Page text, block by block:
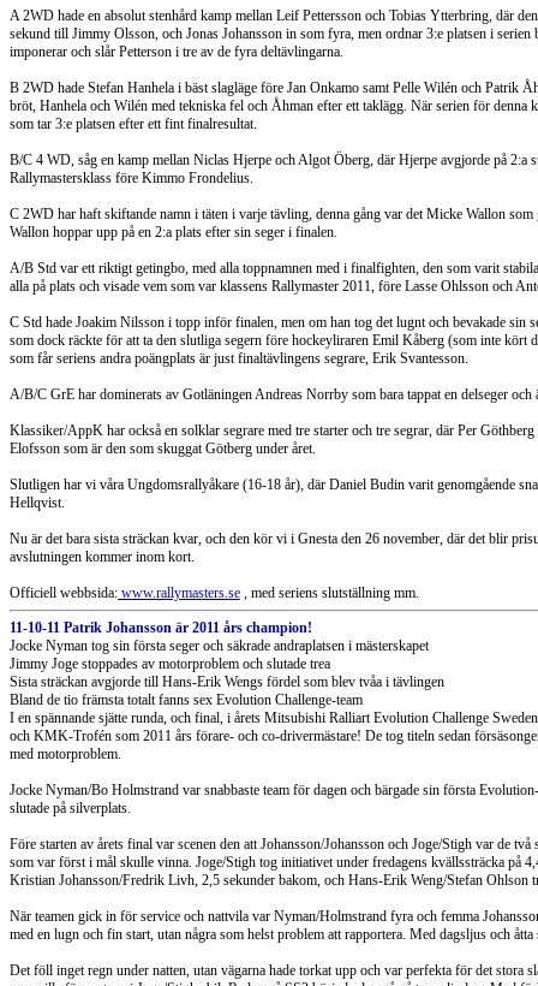
A 2WD hade en absolut stenhård kamp mellan Leif Pettersson och Tobias Ytterbring, där
sekund till Jimmy Olsson, och Jonas Johansson in som fyra, men ordnar 3:e platsen i
imponerar och slår Petterson i tre av de fyra deltävlingarna.
B 2WD hade Stefan Hanhela i bäst slagläge före Jan Onkamo samt Pelle Wilén och Patrik
bröt, Hanhela och Wilén med tekniska fel och Åhman efter ett taklägg. När serien för denna
som tar 3:e platsen efter ett fint finalresultat.
B/C 4 WD, såg en kamp mellan Niclas Hjerpe och Algot Öberg, där Hjerpe avgjorde på 2:a
Rallymastersklass före Kimmo Frondelius.
C 2WD har haft skiftande namn i täten i varje tävling, denna gång var det Micke Wallon
Wallon hoppar upp på en 2:a plats efter sin seger i finalen.
A/B Std var ett riktigt getingbo, med alla toppnamnen med i finalfighten, den som varit
alla på plats och visade vem som var klassens Rallymaster 2011, före Lasse Ohlsson och
C Std hade Joakim Nilsson i topp inför finalen, men om han tog det lugnt och bevakade sin
som dock räckte för att ta den slutliga segern före hockeyliraren Emil Kåberg (som inte kört
som får seriens andra poängplats är just finaltävlingens segrare, Erik Svantesson.
A/B/C GrE har dominerats av Gotläningen Andreas Norrby som bara tappat en delseger
Klassiker/AppK har också en solklar segrare med tre starter och tre segrar, där Per
Elofsson som är den som skuggat Götberg under året.
Slutligen har vi våra Ungdomsrallyåkare (16-18 år), där Daniel Budin varit genomgående
Hellqvist.
Nu är det bara sista sträckan kvar, och den kör vi i Gnesta den 26 november, där det blir
avslutningen kommer inom kort.
Officiell webbsida: www.rallymasters.se , med seriens slutställning mm.
11-10-11 Patrik Johansson är 2011 års champion!
Jocke Nyman tog sin första seger och säkrade andraplatsen i mästerskapet
Jimmy Joge stoppades av motorproblem och slutade trea
Sista sträckan avgjorde till Hans-Erik Wengs fördel som blev tvåa i tävlingen
Bland de tio främsta totalt fanns sex Evolution Challenge-team
I en spännande sjätte runda, och final, i årets Mitsubishi Ralliart Evolution Challenge
och KMK-Trofén som 2011 års förare- och co-drivermästare! De tog titeln sedan
med motorproblem.
Jocke Nyman/Bo Holmstrand var snabbaste team för dagen och bärgade sin första
slutade på silverplats.
Före starten av årets final var scenen den att Johansson/Johansson och Joge/Stigh var de
som var först i mål skulle vinna. Joge/Stigh tog initiativet under fredagens kvällssträcka på
Kristian Johansson/Fredrik Livh, 2,5 sekunder bakom, och Hans-Erik Weng/Stefan Ohlson
När teamen gick in för service och nattvila var Nyman/Holmstrand fyra och femma
med en lugn och fin start, utan några som helst problem att rapportera. Med dagsljus och
Det föll inget regn under natten, utan vägarna hade torkat upp och var perfekta för det stora